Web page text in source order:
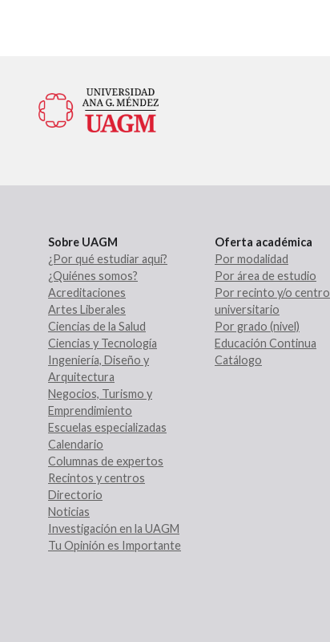
Sobre UAGM
¿Por qué estudiar aquí?
¿Quiénes somos?
Acreditaciones
Artes Liberales
Ciencias de la Salud
Ciencias y Tecnología
Ingeniería, Diseño y
Arquitectura
Negocios, Turismo y
Emprendimiento
Escuelas especializadas
Calendario
Columnas de expertos
Recintos y centros
Directorio
Noticias
Investigación en la UAGM
Tu Opinión es Importante
Oferta académica
Por modalidad
Por área de estudio
Por recinto y/o centro
universitario
Por grado (nivel)
Educación Continua
Catálogo